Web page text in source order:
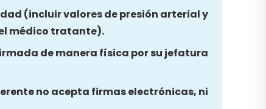
(incluir valores de presión arterial y
médico tratante).
de manera física por su jefatura
no acepta firmas electrónicas, ni